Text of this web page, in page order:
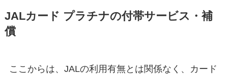
JALカード プラチナの付帯サービス・補
償
ここからは、JALの利用有無とは関係なく、カード